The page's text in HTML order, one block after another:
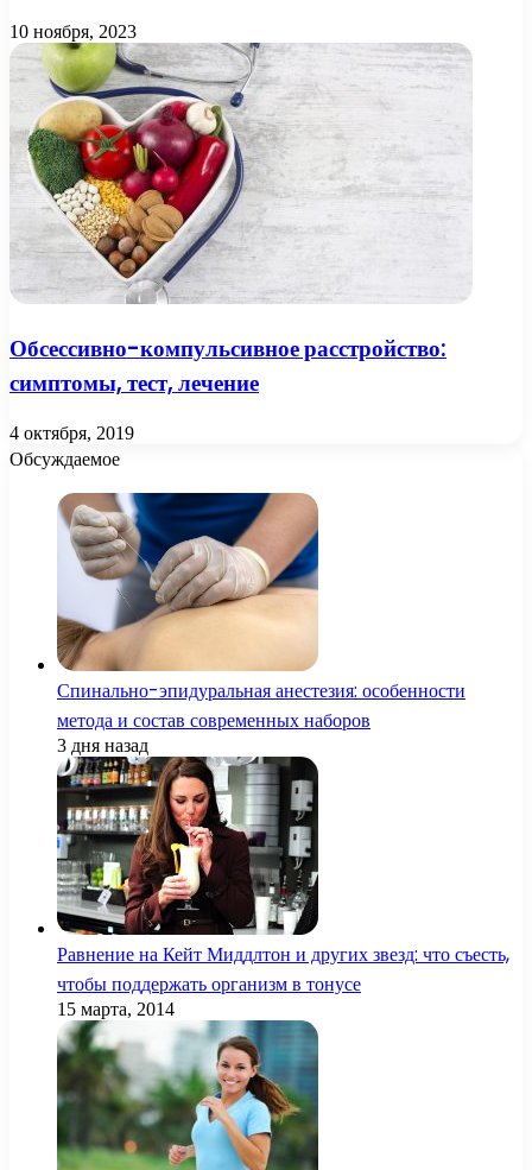
10 ноября, 2023
Обсессивно-компульсивное расстройство:
симптомы, тест, лечение
4 октября, 2019
Обсуждаемое
Спинально-эпидуральная анестезия: особенности
метода и состав современных наборов
3 дня назад
Равнение на Кейт Миддлтон и других звезд: что съесть,
чтобы поддержать организм в тонусе
15 марта, 2014